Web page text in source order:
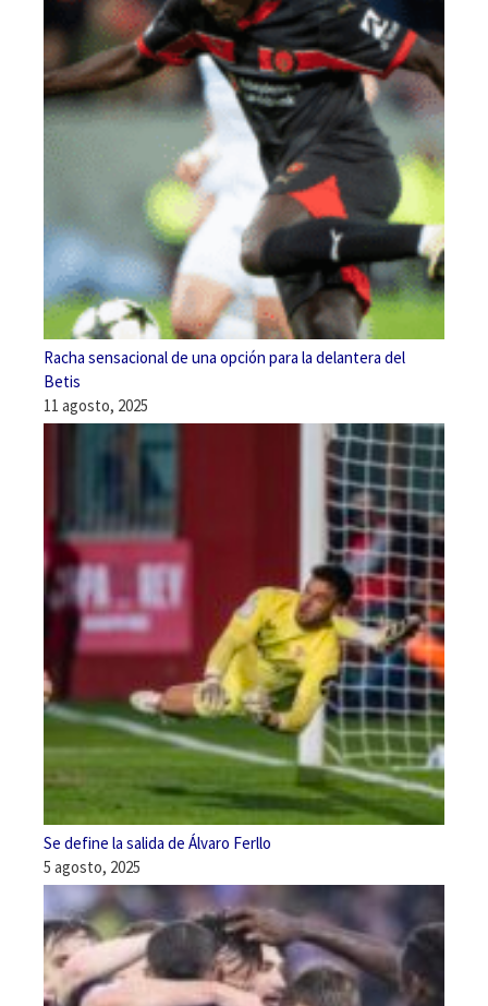
Racha sensacional de una opción para la delantera del
Betis
11 agosto, 2025
Se define la salida de Álvaro Ferllo
5 agosto, 2025